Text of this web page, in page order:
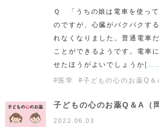
Ｑ 「うちの娘は電車を使っ
のですが、心臓がバクバクす
れなくなりました。普通電車
ことができるようです。電車
せたほうがよいでしょうか
# 医学 #子どもの心のお薬Q＆
子どもの心のお薬Q＆A（
2022.06.03